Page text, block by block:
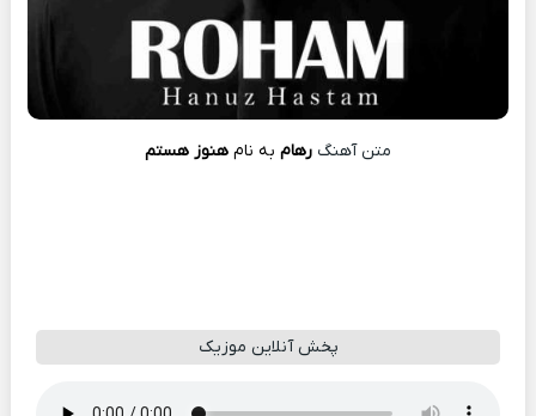
متن آهنگ رهام به نام هنوز هستم
پخش آنلاین موزیک